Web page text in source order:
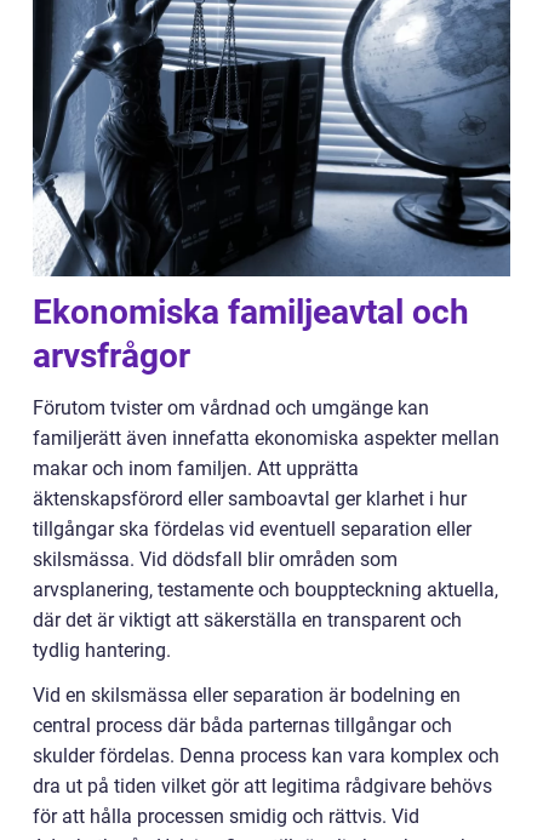
Ekonomiska familjeavtal och
arvsfrågor
Förutom tvister om vårdnad och umgänge kan
familjerätt även innefatta ekonomiska aspekter mellan
makar och inom familjen. Att upprätta
äktenskapsförord eller samboavtal ger klarhet i hur
tillgångar ska fördelas vid eventuell separation eller
skilsmässa. Vid dödsfall blir områden som
arvsplanering, testamente och bouppteckning aktuella,
där det är viktigt att säkerställa en transparent och
tydlig hantering.
Vid en skilsmässa eller separation är bodelning en
central process där båda parternas tillgångar och
skulder fördelas. Denna process kan vara komplex och
dra ut på tiden vilket gör att legitima rådgivare behövs
för att hålla processen smidig och rättvis. Vid